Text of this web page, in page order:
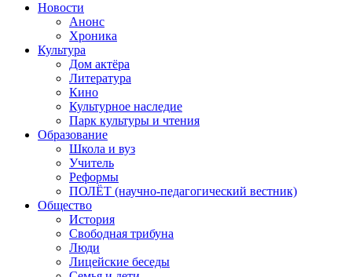
Новости
Анонс
Хроника
Культура
Дом актёра
Литература
Кино
Культурное наследие
Парк культуры и чтения
Образование
Школа и вуз
Учитель
Реформы
ПОЛЁТ (научно-педагогический вестник)
Общество
История
Свободная трибуна
Люди
Лицейские беседы